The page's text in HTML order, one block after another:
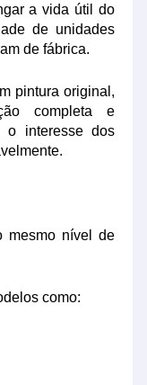
a vida útil do
de unidades
de fábrica.
pintura original,
completa e
o interesse dos
mesmo nível de
como: